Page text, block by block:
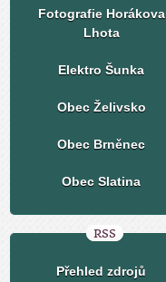
Fotografie Horákova
Lhota
Elektro Šunka
Obec Želivsko
Obec Brněnec
Obec Slatina
RSS
Přehled zdrojů